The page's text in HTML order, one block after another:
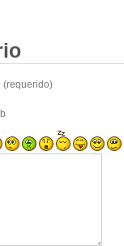
(requerido)